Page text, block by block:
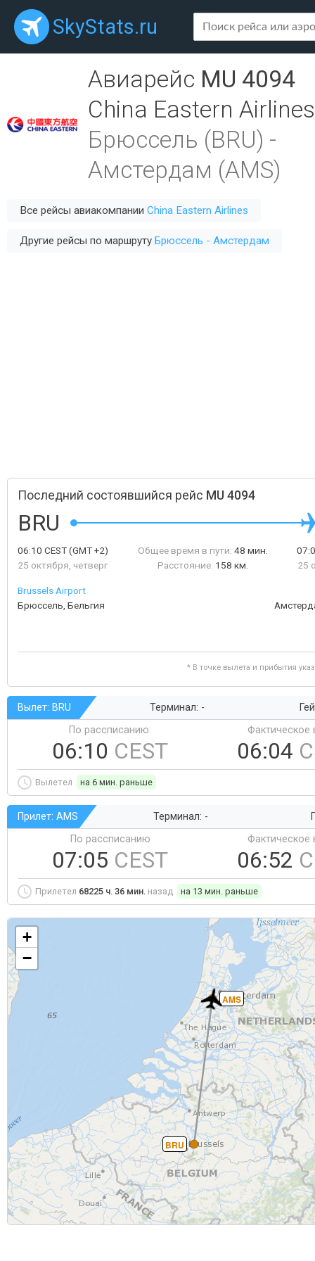
SkyStats.ru
Авиарейс MU 4094
China Eastern Airlines
Брюссель (BRU) -
Амстердам (AMS)
Все рейсы авиакомпании China Eastern Airlines
Другие рейсы по маршруту Брюссель - Амстердам
Последний состоявшийся рейс MU 4094
BRU
06:10 CEST(GMT +2)
25 октября, четверг
Общее время в пути: 48 мин.
Расстояние: 158 км.
25
Brussels Airport
Брюссель, Бельгия
* В точке вылета и прибытия
Вылет: BRU Терминал: -
По рассписанию:
06:10 CEST
Фактическое
06:04
Вылетел на 6 мин. раньше
Прилет: AMS Терминал: -
По рассписанию
07:05 CEST
Фактическое
06:52
Прилетел 68225 ч. 36 мин. назад на 13 мин. раньше
BRU
AMS
+
−